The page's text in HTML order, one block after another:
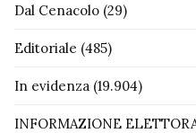
Dal Cenacolo (29)
Editoriale (485)
In evidenza (19.904)
INFORMAZIONE